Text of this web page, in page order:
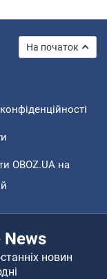
На початок
OBOZ.UA на
News
новин